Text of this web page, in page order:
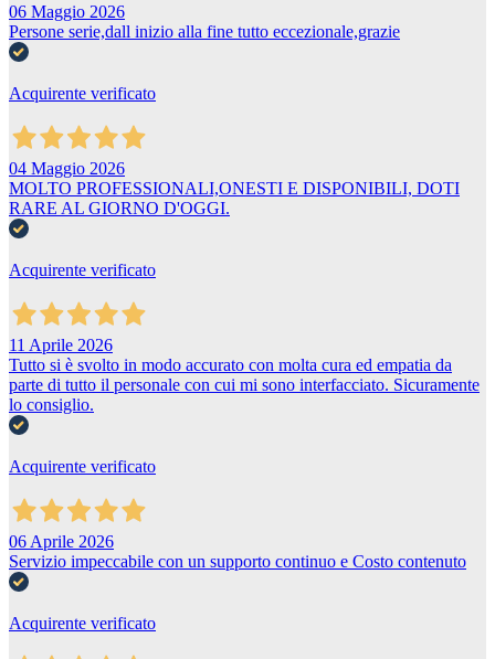
06 Maggio 2026
Persone serie,dall inizio alla fine tutto eccezionale,grazie
Acquirente verificato
04 Maggio 2026
MOLTO PROFESSIONALI,ONESTI E DISPONIBILI, DOTI
RARE AL GIORNO D'OGGI.
Acquirente verificato
11 Aprile 2026
Tutto si è svolto in modo accurato con molta cura ed empatia da
parte di tutto il personale con cui mi sono interfacciato. Sicuramente
lo consiglio.
Acquirente verificato
06 Aprile 2026
Servizio impeccabile con un supporto continuo e Costo contenuto
Acquirente verificato